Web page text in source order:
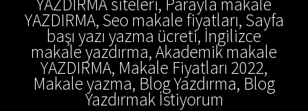
YAZDIRMA, Seo makale fiyatları, Sayfa
başı yazı yazma ücreti, İngilizce
makale yazdırma, Akademik makale
YAZDIRMA, Makale Fiyatları 2022,
Makale yazma, Blog Yazdırma, Blog
Yazdırmak İstiyorum